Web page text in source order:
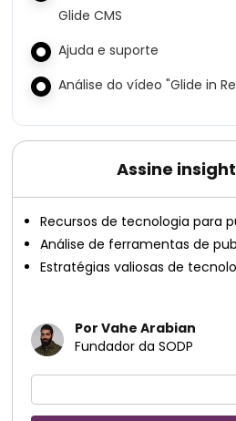
Glide CMS
Ajuda e suporte
Análise do vídeo "Glide in
Assine
Recursos de tecnologia para
Análise de ferramentas de
Estratégias valiosas de
Por Vahe Arabian
Fundador da SODP